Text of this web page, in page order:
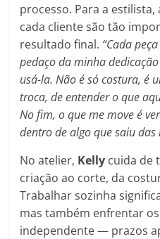
processo. Para a
cada cliente são tão
resultado final. “Cada
pedaço da minha
usá-la. Não é só costura, é
troca, de entender o que
No fim, o que me move é
dentro de algo que saiu das
No atelier, Kelly cuida de
criação ao corte, da
Trabalhar sozinha
mas também enfrentar
independente — prazos